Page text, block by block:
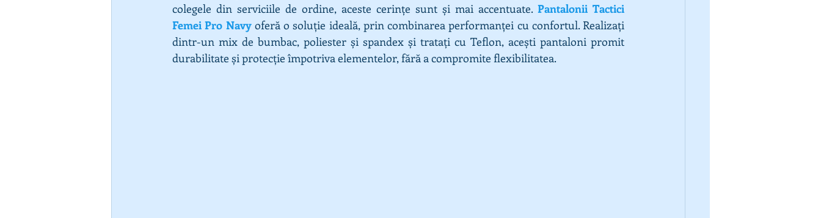
colegele din serviciile de ordine, aceste cerințe sunt și mai accentuate. Pantalonii Tactici
Femei Pro Navy oferă o soluție ideală, prin combinarea performanței cu confortul. Realizați
dintr-un mix de bumbac, poliester și spandex și tratați cu Teflon, acești pantaloni promit
durabilitate și protecție împotriva elementelor, fără a compromite flexibilitatea.